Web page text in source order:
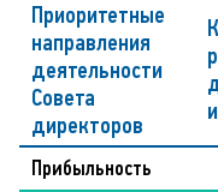
Приоритетные
направления
деятельности
Совета
директоров
Прибыльность